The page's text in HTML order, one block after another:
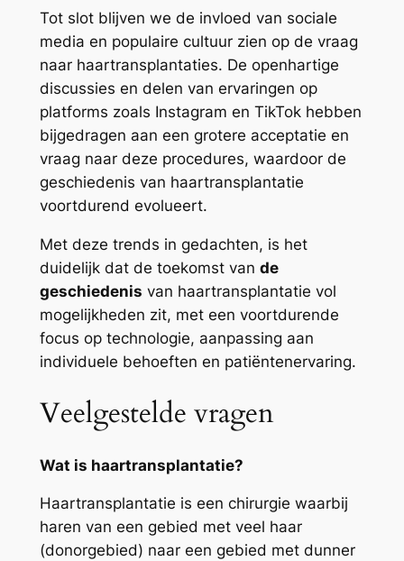
Tot slot blijven we de invloed van sociale
media en populaire cultuur zien op de vraag
naar haartransplantaties. De openhartige
discussies en delen van ervaringen op
platforms zoals Instagram en TikTok hebben
bijgedragen aan een grotere acceptatie en
vraag naar deze procedures, waardoor de
geschiedenis van haartransplantatie
voortdurend evolueert.
Met deze trends in gedachten, is het
duidelijk dat de toekomst van de
geschiedenis van haartransplantatie vol
mogelijkheden zit, met een voortdurende
focus op technologie, aanpassing aan
individuele behoeften en patiëntenervaring.
Veelgestelde vragen
Wat is haartransplantatie?
Haartransplantatie is een chirurgie waarbij
haren van een gebied met veel haar
(donorgebied) naar een gebied met dunner